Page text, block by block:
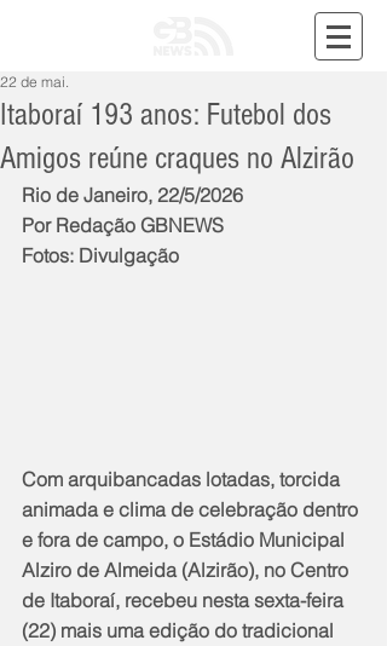
Itaboraí 193 anos: Futebol dos
Amigos reúne craques no Alzirão
22 de mai.
Rio de Janeiro, 22/5/2026
Por Redação GBNEWS
Fotos: Divulgação
Com arquibancadas lotadas, torcida
animada e clima de celebração dentro
e fora de campo, o Estádio Municipal
Alziro de Almeida (Alzirão), no Centro
de Itaboraí, recebeu nesta sexta-feira
(22) mais uma edição do tradicional